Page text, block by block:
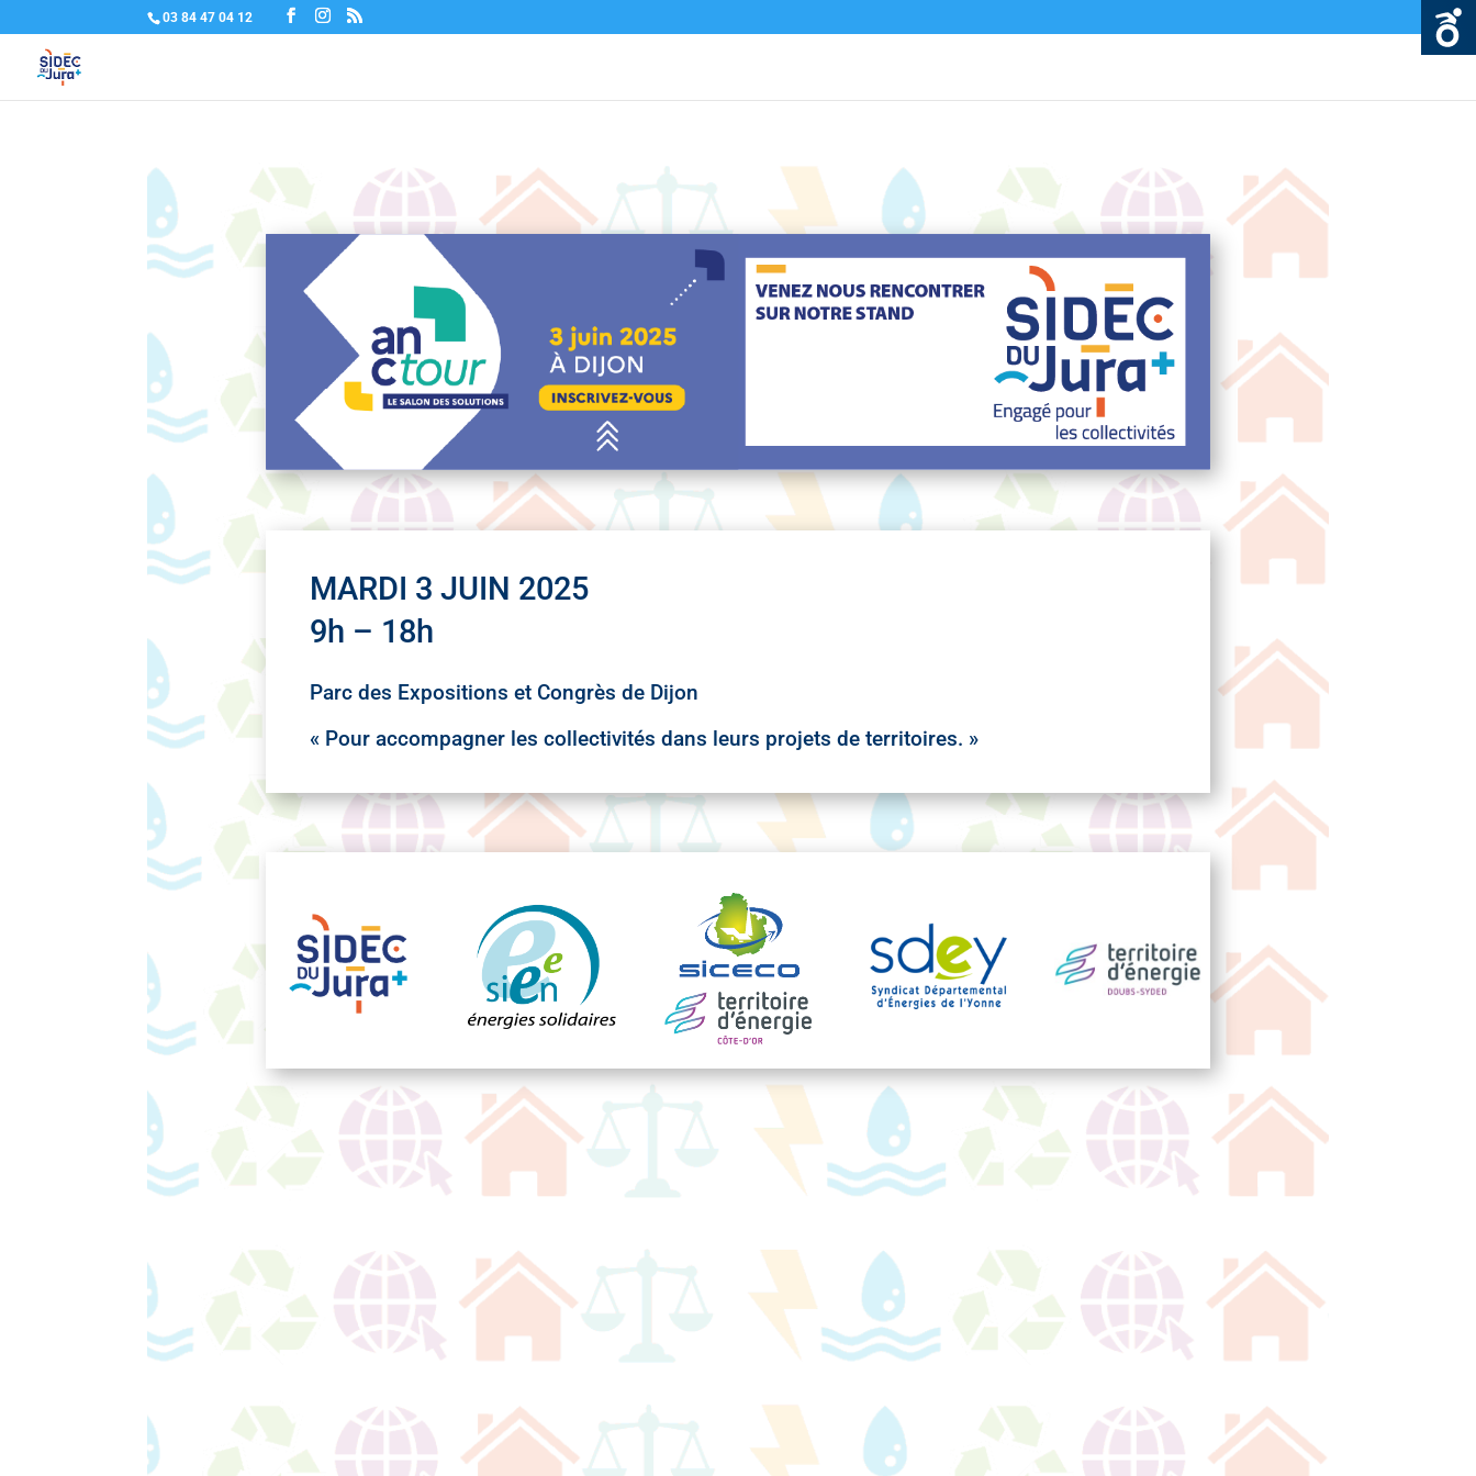
03 84 47 04 12
MARDI 3 JUIN 2025
9h – 18h
Parc des Expositions et Congrès de Dijon
« Pour accompagner les collectivités dans leurs projets de territoires. »